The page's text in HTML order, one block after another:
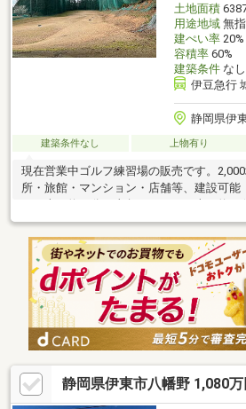
土地面積
用途地域無
建ぺい率20%
容積率60%
建築条件なし
伊豆急行
静岡県伊
建築条件なし 上物有り
現在営業中ゴルフ練習場の販売です。
所・旅館・マンション・店舗等、建設可能
３分。
静岡県伊東市八幡野 1,080万